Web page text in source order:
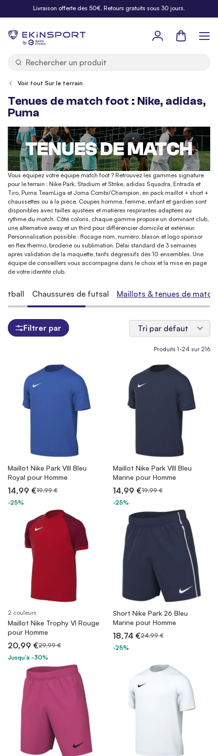
Allez au contenuLivraison offerte dès 50€. Retours gratuits sous 30 jours.
by
Panier
Voir tout Sur le terrain
Tenues de match foot : Nike, adidas,
Puma
Vous équipez votre équipe match foot ? Retrouvez les gammes signature
pour le terrain : Nike Park, Stadium et Strike, adidas Squadra, Entrada et
Tiro, Puma TeamLiga et Joma Combi/Champion, en pack maillot + short +
chaussettes ou à la pièce. Coupes homme, femme, enfant et gardien sont
disponibles avec tailles ajustées et matières respirantes adaptées au
rythme du match. Côté coloris, chaque gamme propose un dominant club,
une alternative away et un third pour différencier domicile et extérieur.
Personnalisation possible : flocage nom, numéro, blason et logo sponsor
en flex thermo, broderie ou sublimation. Délai standard de 3 semaines
après validation de la maquette, tarifs dégressifs dès 10 ensembles. Une
équipe de conseillers vous accompagne dans le choix et la mise en page
de votre identité club.
Produits 1-24 sur216
Maillot Nike Park VIII Bleu
Royal pour Homme
14,99 €19,99 €
-25%
Maillot Nike Park VIII Bleu
Marine pour Homme
14,99 €19,99 €
-25%
2 couleurs
Maillot Nike Trophy VI Rouge
pour Homme
20,99 €29,99 €
Jusqu'à -30%
Short Nike Park 26 Bleu
Marine pour Homme
18,74 €24,99 €
-25%
Chaussures de futsal Maillots & tenues de match
Filtrer par